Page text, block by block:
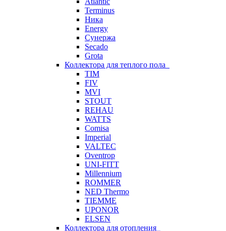
Terminus
Ника
Energy
Сунержа
Secado
Grota
Коллектора для теплого пола
TIM
FIV
MVI
STOUT
REHAU
WATTS
Comisa
Imperial
VALTEC
Oventrop
UNI-FITT
Millennium
ROMMER
NED Thermo
TIEMME
UPONOR
ELSEN
Коллектора для отопления